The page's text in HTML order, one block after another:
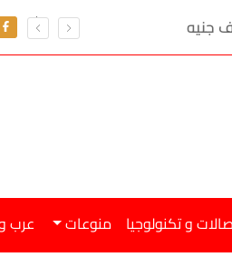
و تكنولوجيا منوعات عرب